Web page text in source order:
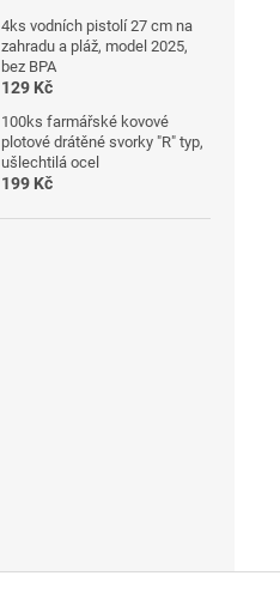
4ks vodních pistolí 27 cm na
zahradu a pláž, model 2025,
bez BPA
129 Kč
100ks farmářské kovové
plotové drátěné svorky "R" typ,
ušlechtilá ocel
199 Kč